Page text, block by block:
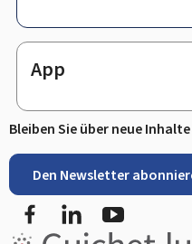
App
Bleiben Sie über neue
Den Newsletter
FacebookLinkedIn